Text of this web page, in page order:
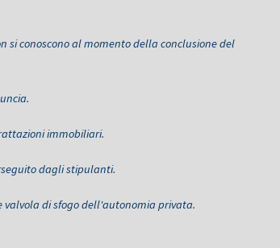
si conoscono al momento della conclusione del
immobiliari.
dagli stipulanti.
valvola di sfogo dell'autonomia privata.